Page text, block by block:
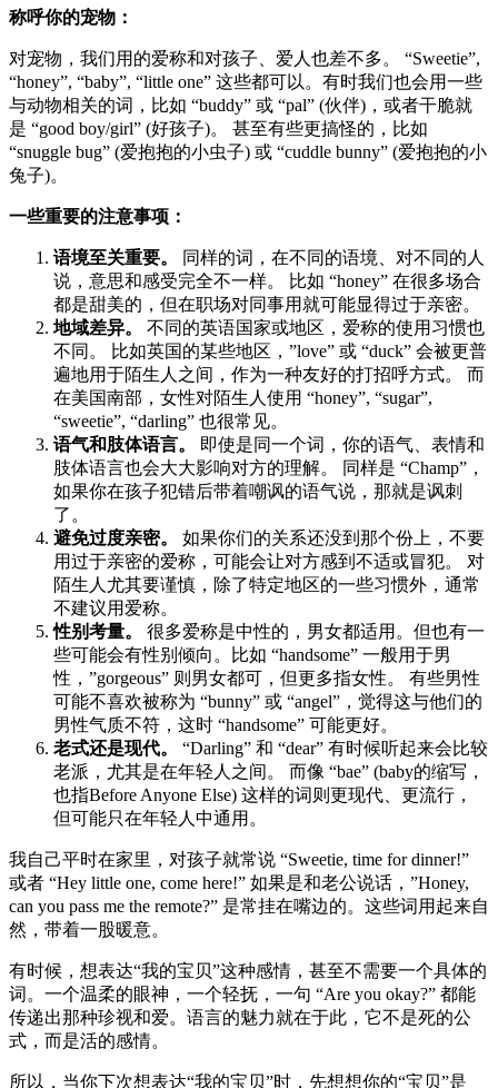
称呼你的宠物：
对宠物，我们用的爱称和对孩子、爱人也差不多。 “Sweetie”,
“honey”, “baby”, “little one” 这些都可以。有时我们也会用一些
与动物相关的词，比如 “buddy” 或 “pal” (伙伴)，或者干脆就
是 “good boy/girl” (好孩子)。 甚至有些更搞怪的，比如
“snuggle bug” (爱抱抱的小虫子) 或 “cuddle bunny” (爱抱抱的小
兔子)。
一些重要的注意事项：
语境至关重要。
同样的词，在不同的语境、对不同的人
说，意思和感受完全不一样。 比如 “honey” 在很多场合
都是甜美的，但在职场对同事用就可能显得过于亲密。
地域差异。
不同的英语国家或地区，爱称的使用习惯也
不同。 比如英国的某些地区，”love” 或 “duck” 会被更普
遍地用于陌生人之间，作为一种友好的打招呼方式。 而
在美国南部，女性对陌生人使用 “honey”, “sugar”,
“sweetie”, “darling” 也很常见。
语气和肢体语言。
即使是同一个词，你的语气、表情和
肢体语言也会大大影响对方的理解。 同样是 “Champ”，
如果你在孩子犯错后带着嘲讽的语气说，那就是讽刺
了。
避免过度亲密。
如果你们的关系还没到那个份上，不要
用过于亲密的爱称，可能会让对方感到不适或冒犯。 对
陌生人尤其要谨慎，除了特定地区的一些习惯外，通常
不建议用爱称。
性别考量。
很多爱称是中性的，男女都适用。但也有一
些可能会有性别倾向。比如 “handsome” 一般用于男
性，”gorgeous” 则男女都可，但更多指女性。 有些男性
可能不喜欢被称为 “bunny” 或 “angel”，觉得这与他们的
男性气质不符，这时 “handsome” 可能更好。
老式还是现代。
“Darling” 和 “dear” 有时候听起来会比较
老派，尤其是在年轻人之间。 而像 “bae” (baby的缩写，
也指Before Anyone Else) 这样的词则更现代、更流行，
但可能只在年轻人中通用。
我自己平时在家里，对孩子就常说 “Sweetie, time for dinner!”
或者 “Hey little one, come here!” 如果是和老公说话，”Honey,
can you pass me the remote?” 是常挂在嘴边的。这些词用起来自
然，带着一股暖意。
有时候，想表达“我的宝贝”这种感情，甚至不需要一个具体的
词。一个温柔的眼神，一个轻抚，一句 “Are you okay?” 都能
传递出那种珍视和爱。语言的魅力就在于此，它不是死的公
式，而是活的感情。
所以，当你下次想表达“我的宝贝”时，先想想你的“宝贝”是